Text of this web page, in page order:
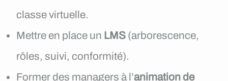
classe virtuelle.
Mettre en place un LMS (arborescence,
rôles, suivi, conformité).
Former des managers à l’animation de